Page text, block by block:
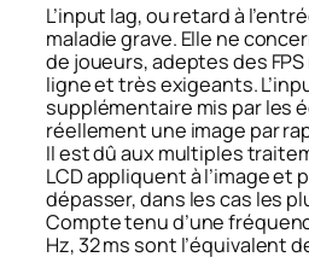
L’input lag, ou retard à
maladie grave. Elle ne
de joueurs, adeptes des
ligne et très exigeants.
supplémentaire mis par les
réellement une image par
Il est dû aux multiples
LCD appliquent à l’image
dépasser, dans les cas les
Compte tenu d’une
Hz, 32 ms sont l’équivalent